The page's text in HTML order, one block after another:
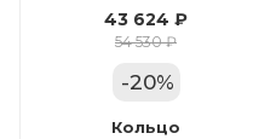
43 624 ₽
54 530 ₽
-20%
Кольцо
Цвет золота
КРАС
Местоположение: